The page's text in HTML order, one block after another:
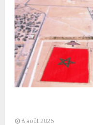
8 août 2026